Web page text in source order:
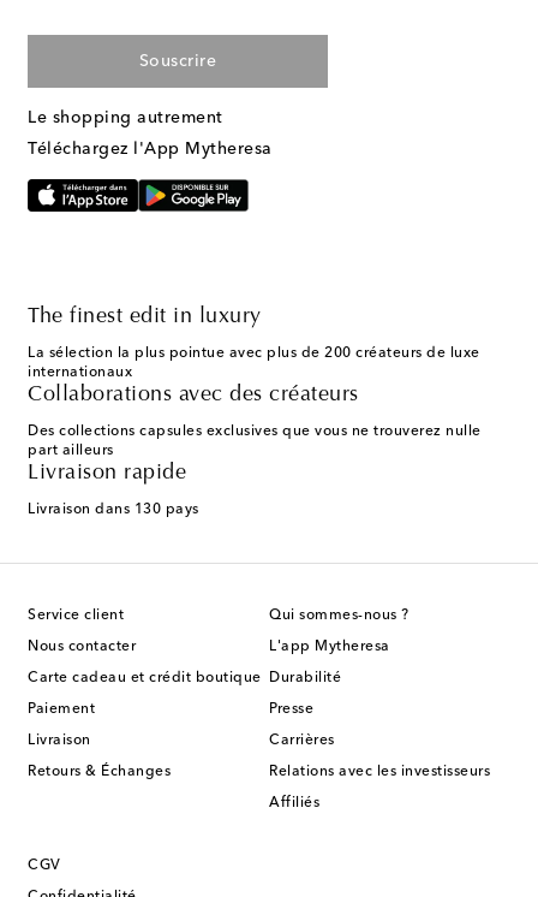
Souscrire
Le shopping autrement
Téléchargez l'App Mytheresa
The finest edit in luxury
La sélection la plus pointue avec plus de 200 créateurs de luxe
internationaux
Collaborations avec des créateurs
Des collections capsules exclusives que vous ne trouverez nulle
part ailleurs
Livraison rapide
Livraison dans 130 pays
Service client
Nous contacter
Carte cadeau et crédit boutique
Paiement
Livraison
Retours & Échanges
Qui sommes-nous ?
L'app Mytheresa
Durabilité
Presse
Carrières
Relations avec les investisseurs
Affiliés
CGV